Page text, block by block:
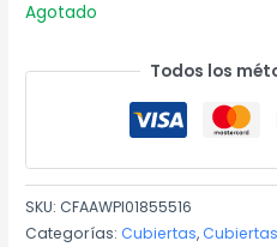
Agotado
Todos los
SKU:CFAAWPI01855516
Categorías:Cubiertas,Cubiertas